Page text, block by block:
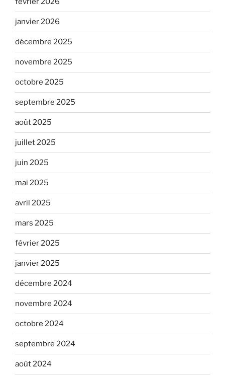
janvier 2026
décembre 2025
novembre 2025
octobre 2025
septembre 2025
août 2025
juillet 2025
juin 2025
mai 2025
avril 2025
mars 2025
février 2025
janvier 2025
décembre 2024
novembre 2024
octobre 2024
septembre 2024
août 2024